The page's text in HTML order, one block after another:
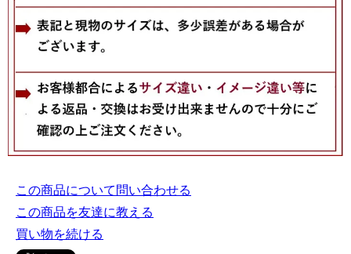
この商品について問い合わせる
この商品を友達に教える
買い物を続ける